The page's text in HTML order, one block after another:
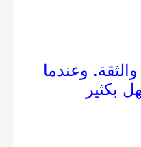
وعندما